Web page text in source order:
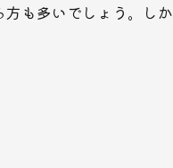
も多いでしょう。しか